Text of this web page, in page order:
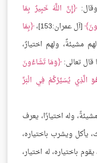
إِنَّ اللَّهَ خَبِيرٌ بِمَا
[آل عمران:153]،
بِمَا
ولهم مشيئةٌ، ولهم اختيارٌ،
قال تعالى: وَمَا تَشَاءُونَ
الَّذِي يُسَيِّرُكُمْ فِي الْبَرِّ
وله اختيارًا، يعرف
يأكل ويشرب باختياره،
باختياره، له اختيار،